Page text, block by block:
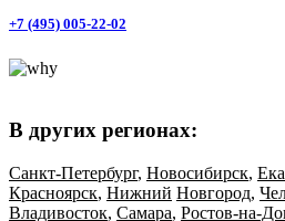
+7 (495) 005-22-02
В других регионах:
Санкт-Петербург, Новосибирск,
Красноярск, Нижний Новгород,
Владивосток, Самара, Ростов-на-